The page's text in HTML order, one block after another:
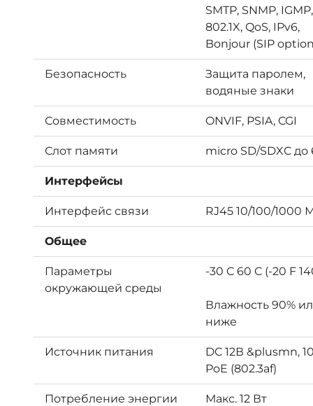
SMTP, SNMP, IGMP,
802.1X, QoS, IPv6,
Bonjour (SIP
Безопасность
Защита паролем,
водяные знаки
Совместимость ONVIF, PSIA, CGI
Слот памяти micro SD/SDXC до
Интерфейсы
Интерфейс связи RJ45 10/100/1000
Общее
Параметры
окружающей среды
-30 C 60 C (-20 F
Влажность 90%
ниже
Источник питания
DC 12В &plusmn,
PoE (802.3af)
Потребление энергии Макс. 12 Вт